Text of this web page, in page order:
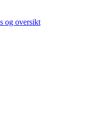
og oversikt